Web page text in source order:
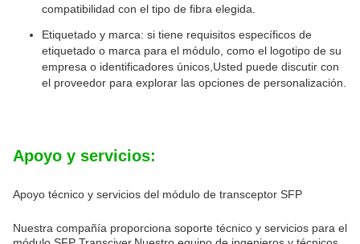
compatibilidad con el tipo de fibra elegida.
Etiquetado y marca: si tiene requisitos específicos de
etiquetado o marca para el módulo, como el logotipo de su
empresa o identificadores únicos,Usted puede discutir con
el proveedor para explorar las opciones de personalización.
Apoyo y servicios:
Apoyo técnico y servicios del módulo de transceptor SFP
Nuestra compañía proporciona soporte técnico y servicios para el